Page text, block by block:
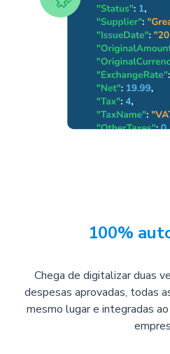
100%
Chega de digitalizar duas
despesas aprovadas, todas
mesmo lugar e integradas